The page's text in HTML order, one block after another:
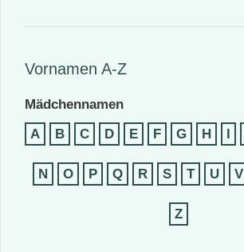
Vornamen A-Z
Mädchennamen
A
B C D E F G H I
N O P Q R S T U V
Z